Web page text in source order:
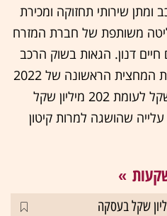
ומתן שירותי תחזוקה ומכירת
משותפת של חברת המזרח
דנון. הגאות בשוק הרכב
המקומי הובילו אותה לסיים את המחצית הראשונה של 2022
עם רווח נקי של 213 מיליון שקל לעומת 202 מיליון שקל
שהושגה למרות קיטון
שאיבד עמלה של 10 מיליון שקל בעסקה